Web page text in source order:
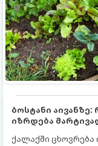
ბოსტანი
იზრდება
ქალაქში ცხოვრება